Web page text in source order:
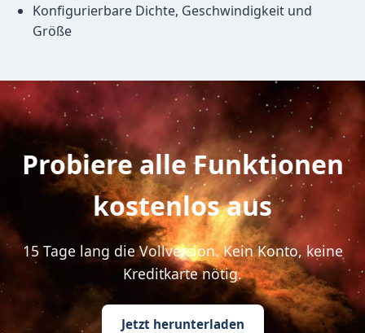
Konfigurierbare Dichte, Geschwindigkeit und
Größe
Probiere alle Funktionen
kostenlos aus
15 Tage lang die Vollversion. Kein Konto, keine
Kreditkarte nötig.
Jetzt herunterladen